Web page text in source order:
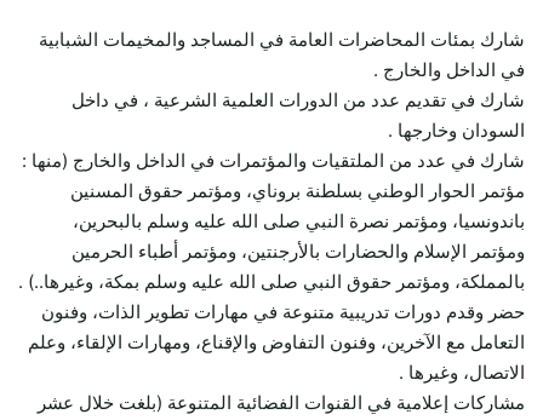
شارك بمئات المحاضرات العامة في المساجد والمخيمات الشبابية
في الداخل والخارج .
شارك في تقديم عدد من الدورات العلمية الشرعية ، في داخل
السودان وخارجها .
شارك في عدد من الملتقيات والمؤتمرات في الداخل والخارج (منها :
مؤتمر الحوار الوطني بسلطنة بروناي، ومؤتمر حقوق المسنين
باندونسيا، ومؤتمر نصرة النبي صلى الله عليه وسلم بالبحرين،
ومؤتمر الإسلام والحضارات بالأرجنتين، ومؤتمر أطباء الحرمين
بالمملكة، ومؤتمر حقوق النبي صلى الله عليه وسلم بمكة، وغيرها..) .
حضر وقدم دورات تدريبية متنوعة في مهارات تطوير الذات، وفنون
التعامل مع الآخرين، وفنون التفاوض والإقناع، ومهارات الإلقاء، وعلم
الاتصال، وغيرها .
مشاركات إعلامية في القنوات الفضائية المتنوعة (بلغت خلال عشر